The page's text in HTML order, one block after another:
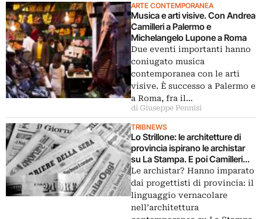
ARTE CONTEMPORANEA
Musica e arti visive. Con Andrea
Camilleri a Palermo e
Michelangelo Lupone a Roma
Due eventi importanti hanno
coniugato musica
contemporanea con le arti
visive. È successo a Palermo e
a Roma, fra il…
di Giuseppe Pennisi
TRIBNEWS
Lo Strillone: le architetture di
provincia ispirano le archistar
su La Stampa. E poi Camilleri
riscrive l’amore tra Kokoschka e
la signora Mahler, arte antica in
mostra a Castel Sant’Angelo,
preparativi per l’anniversario
della morte di Michelangelo
Le archistar? Hanno imparato
dai progettisti di provincia: il
linguaggio vernacolare
nell’architettura